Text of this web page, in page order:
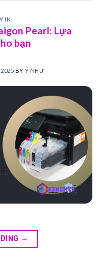
IN
Pearl: Lựa
bạn
BY Ý NHƯ
→